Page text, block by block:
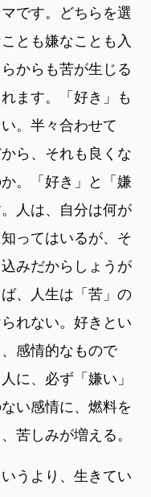
です。どちらを選
とも嫌なことも入
からも苦が生じる
ます。「好き」も
。半々合わせて
ら、それも良くな
。「好き」と「嫌
人は、自分は何が
ってはいるが、そ
みだからしょうが
、人生は「苦」の
れない。好きとい
感情的なもので
に、必ず「嫌い」
い感情に、燃料を
苦しみが増える。
うより、生きてい